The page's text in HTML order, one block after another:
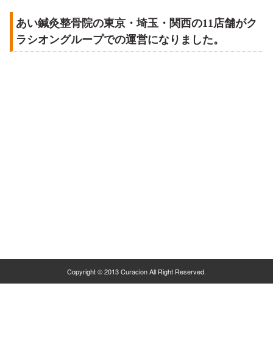
あい鍼灸整骨院の東京・埼玉・関西の11店舗がク
ラシオングループでの運営になりました。
Copyright © 2013 Curacion All Right Reserved.